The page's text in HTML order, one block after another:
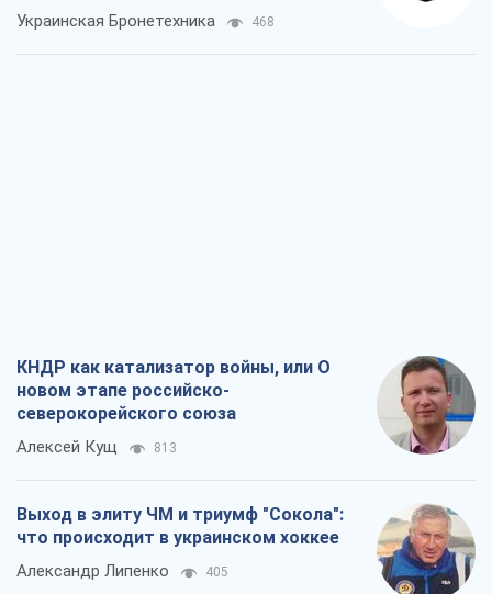
Украинская Бронетехника 468
КНДР как катализатор войны, или О
новом этапе российско-
северокорейского союза
Алексей Кущ 813
Выход в элиту ЧМ и триумф "Сокола":
что происходит в украинском хоккее
Александр Липенко 405